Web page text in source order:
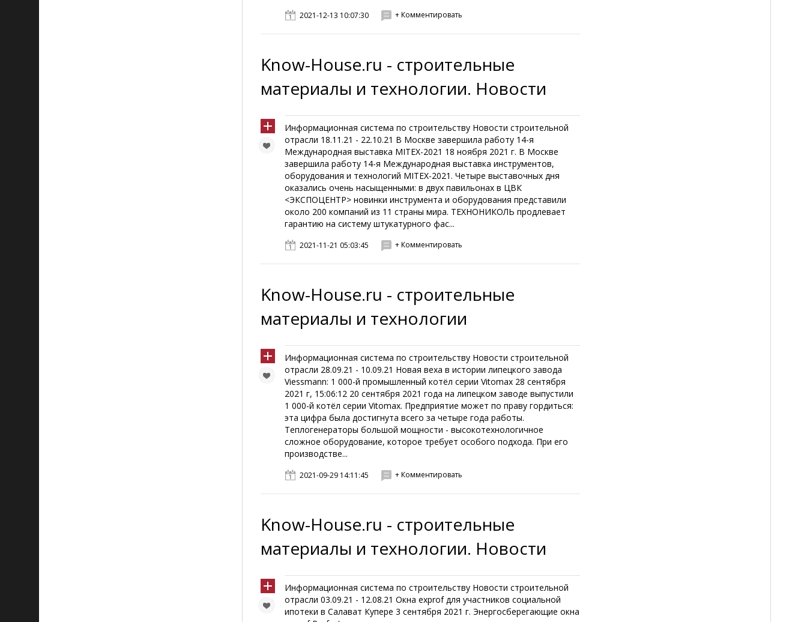
2021-12-13 10:07:30 + Комментировать
Know-House.ru - строительные
материалы и технологии. Новости
Информационная система по строительству Новости строительной
отрасли 18.11.21 - 22.10.21 В Москве завершила работу 14-я
Международная выставка MITEX-2021 18 ноября 2021 г. В Москве
завершила работу 14-я Международная выставка инструментов,
оборудования и технологий MITEX-2021. Четыре выставочных дня
оказались очень насыщенными: в двух павильонах в ЦВК
<ЭКСПОЦЕНТР> новинки инструмента и оборудования представили
около 200 компаний из 11 страны мира. ТЕХНОНИКОЛЬ продлевает
гарантию на систему штукатурного фас...
2021-11-21 05:03:45 + Комментировать
Know-House.ru - строительные
материалы и технологии
Информационная система по строительству Новости строительной
отрасли 28.09.21 - 10.09.21 Новая веха в истории липецкого завода
Viessmann: 1 000-й промышленный котёл серии Vitomax 28 сентября
2021 г, 15:06:12 20 сентября 2021 года на липецком заводе выпустили
1 000-й котёл серии Vitomax. Предприятие может по праву гордиться:
эта цифра была достигнута всего за четыре года работы.
Теплогенераторы большой мощности - высокотехнологичное
сложное оборудование, которое требует особого подхода. При его
производстве...
2021-09-29 14:11:45 + Комментировать
Know-House.ru - строительные
материалы и технологии. Новости
Информационная система по строительству Новости строительной
отрасли 03.09.21 - 12.08.21 Окна exprof для участников социальной
ипотеки в Салават Купере 3 сентября 2021 г. Энергосберегающие окна